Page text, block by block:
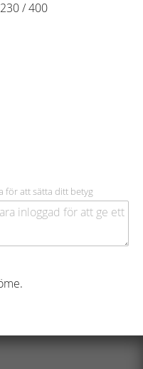
230 / 400
för att sätta ditt betyg